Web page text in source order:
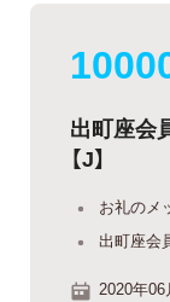
出町座会
【J】
お礼のメ
出町座会
2020年06